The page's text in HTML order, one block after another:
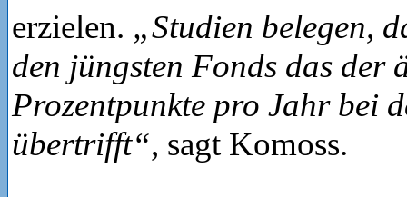
erzielen. „Studien belegen,
den jüngsten Fonds das der
Prozentpunkte pro Jahr bei
übertrifft“, sagt Komoss.